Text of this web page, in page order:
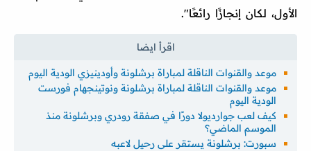
الأول، لكان إنجازًا رائعًا".
موعد والقنوات الناقلة لمباراة برشلونة وأودينيزي الودية اليوم
موعد والقنوات الناقلة لمباراة برشلونة ونوتينجهام فورست
الودية اليوم
كيف لعب جوارديولا دورًا في صفقة رودري وبرشلونة منذ
الموسم الماضي؟
سبورت: برشلونة يستقر على رحيل لاعبه